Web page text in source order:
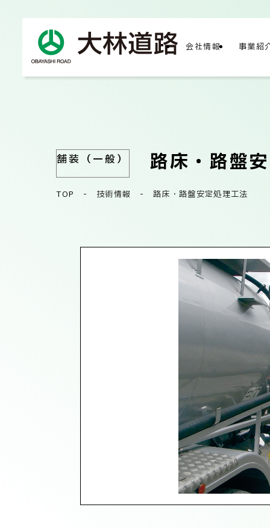
会社情報
会社
サス
事業紹
舗装（一般） 路床・路盤
TOP - 技術情報 - 路床・路盤安定処理工法